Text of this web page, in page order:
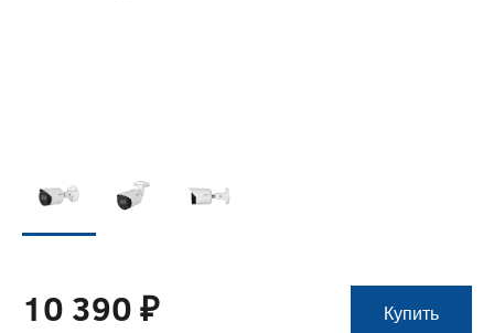
10 390 ₽ Купить